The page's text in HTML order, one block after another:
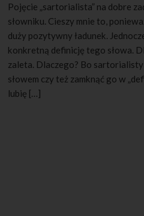
Pojęcie „sartorialista” na dobre
słowniku. Cieszy mnie to,
duży pozytywny ładunek.
konkretną definicję tego słowa.
zaleta. Dlaczego? Bo
słowem czy też zamknąć go w
lubię […]